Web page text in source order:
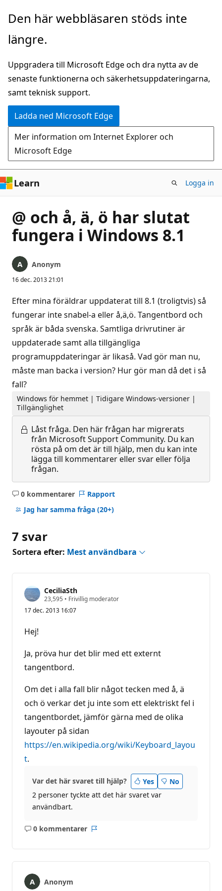
Hoppa
huvudinnehåll
Den här webbläsaren stöds inte
längre.
Uppgradera till Microsoft Edge och dra nytta av de
senaste funktionerna och säkerhetsuppdateringarna,
samt teknisk support.
Ladda ned Microsoft Edge
Mer information om Internet Explorer och
Microsoft Edge
Learn Logga in
@ och å, ä, ö har slutat
fungera i Windows 8.1
Anonym
16 dec. 2013 21:01
Efter mina föräldrar uppdaterat till 8.1 (troligtvis) så
fungerar inte snabel-a eller å,ä,ö. Tangentbord och
språk är båda svenska. Samtliga drivrutiner är
uppdaterade samt alla tillgängliga
programuppdateringar är likaså. Vad gör man nu,
måste man backa i version? Hur gör man då det i så
fall?
Windows för hemmet | Tidigare Windows-versioner |
Tillgänglighet
Låst fråga. Den här frågan har migrerats
från Microsoft Support Community. Du kan
rösta på om det är till hjälp, men du kan inte
lägga till kommentarer eller svar eller följa
frågan.
0 kommentarer
Inga
kommentarer
Rapport
Jag har samma fråga (20+)
7 svar
Sortera efter: Mest användbara
CeciliaSth
23,595 R
k
o
ä
n
g
• Frivillig moderator
17 dec. 2013 16:07
Hej!
Ja, pröva hur det blir med ett externt
tangentbord.
Om det i alla fall blir något tecken med å, ä
och ö verkar det ju inte som ett elektriskt fel i
tangentbordet, jämför gärna med de olika
layouter på sidan
https://en.wikipedia.org/wiki/Keyboard_layou
t.
Var det här svaret till hjälp? Yes
No
2 personer tyckte att det här svaret var
användbart.
0 kommentarer
Inga
Anonym